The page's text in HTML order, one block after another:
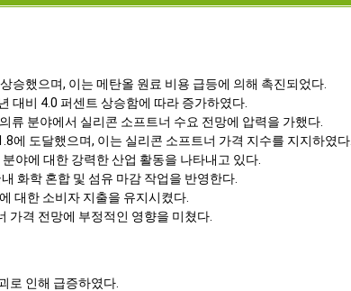
승했으며, 이는 메탄올 원료 비용 급등에 의해 촉진되었다.
대비 4.0 퍼센트 상승함에 따라 증가하였다.
류 분야에서 실리콘 소프트너 수요 전망에 압력을 가했다.
에 도달했으며, 이는 실리콘 소프트너 가격 지수를 지지하였다.
야에 대한 강력한 산업 활동을 나타내고 있다.
화학 혼합 및 섬유 마감 작업을 반영한다.
대한 소비자 지출을 유지시켰다.
가격 전망에 부정적인 영향을 미쳤다.
로 인해 급증하였다.